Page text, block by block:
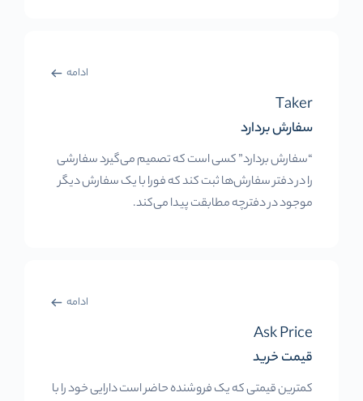
ادامه
Taker
سفارش بردارد
“سفارش بردارد” کسی است که تصمیم می‌گیرد سفارشی
را در دفتر سفارش‌ها ثبت کند که فورا با یک سفارش دیگر
موجود در دفترچه مطابقت پیدا می‌کند.
ادامه
Ask Price
قیمت خرید
کمترین قیمتی که یک فروشنده حاضر است دارایی خود را با